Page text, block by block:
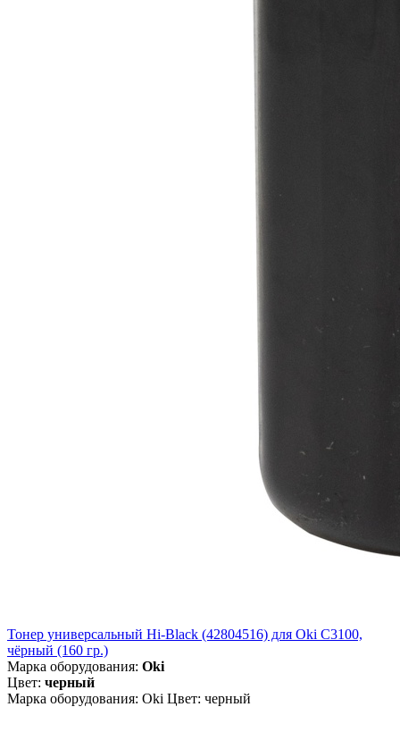
Тонер универсальный Hi-Black (42804516) для Oki С3100,
чёрный (160 гр.)
Марка оборудования: Oki
Цвет: черный
Марка оборудования: Oki Цвет: черный